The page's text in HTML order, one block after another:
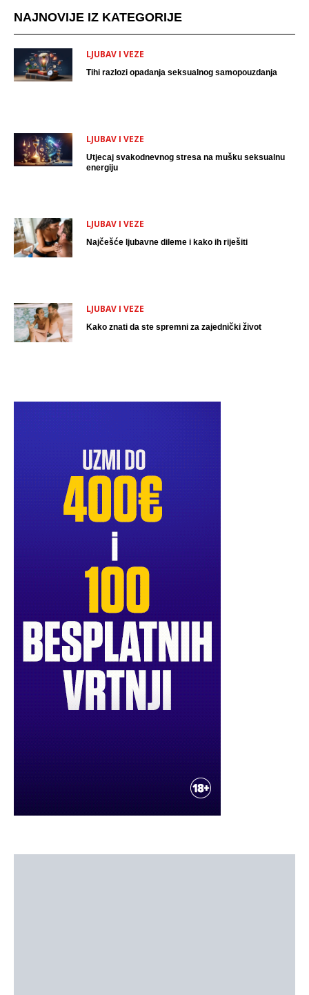
NAJNOVIJE IZ KATEGORIJE
LJUBAV I VEZE
Tihi razlozi opadanja seksualnog samopouzdanja
LJUBAV I VEZE
Utjecaj svakodnevnog stresa na mušku seksualnu
energiju
LJUBAV I VEZE
Najčešće ljubavne dileme i kako ih riješiti
LJUBAV I VEZE
Kako znati da ste spremni za zajednički život